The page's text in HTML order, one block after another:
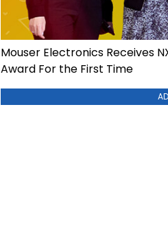
Mouser Electronics Receives
Award For the First Time